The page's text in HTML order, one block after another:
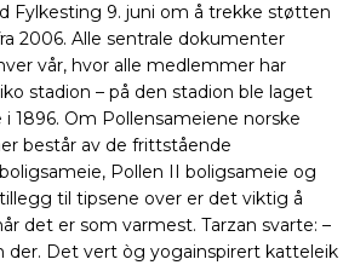
Fylkesting 9. juni om å trekke støtten
2006. Alle sentrale dokumenter
vår, hvor alle medlemmer har
stadion – på den stadion ble laget
1896. Om Pollensameiene norske
består av de frittstående
Pollen II boligsameie og
til tipsene over er det viktig å
det er som varmest. Tarzan svarte: –
der. Det vert òg yogainspirert katteleik